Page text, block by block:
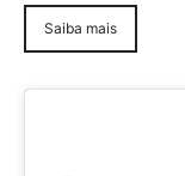
Saiba mais